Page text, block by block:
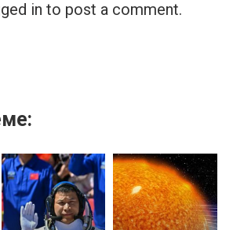
in to post a comment.